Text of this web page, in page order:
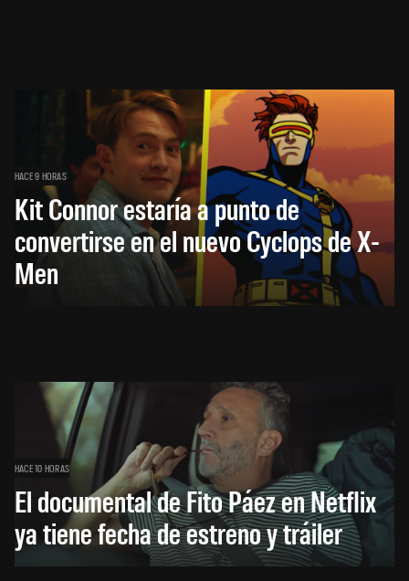
HACE 9 HORAS
Kit Connor estaría a punto de
convertirse en el nuevo Cyclops de X-
Men
HACE 10 HORAS
El documental de Fito Páez en Netflix
ya tiene fecha de estreno y tráiler